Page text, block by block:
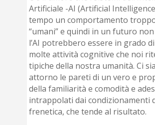
Artificiale -AI (Artificial
tempo un comportamento
“umani” e quindi in un futuro
l’AI potrebbero essere in grado
molte attività cognitive che noi
tipiche della nostra umanità. Ci
attorno le pareti di un vero e
della familiarità e comodità e
intrappolati dai condizionamenti
frenetica, che tende al risultato.